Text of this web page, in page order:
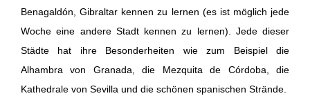
Benagaldón, Gibraltar kennen zu lernen (es ist möglich jede
Woche eine andere Stadt kennen zu lernen). Jede dieser
Städte hat ihre Besonderheiten wie zum Beispiel die
Alhambra von Granada, die Mezquita de Córdoba, die
Kathedrale von Sevilla und die schönen spanischen Strände.